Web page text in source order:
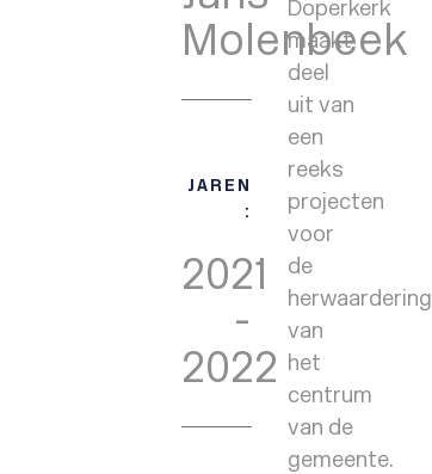
Molenbeek
JAREN
:
2021
-
2022
Doperkerk
maakt
deel
uit van
een
reeks
projecten
voor
de
herwaardering
van
het
centrum
van de
gemeente.